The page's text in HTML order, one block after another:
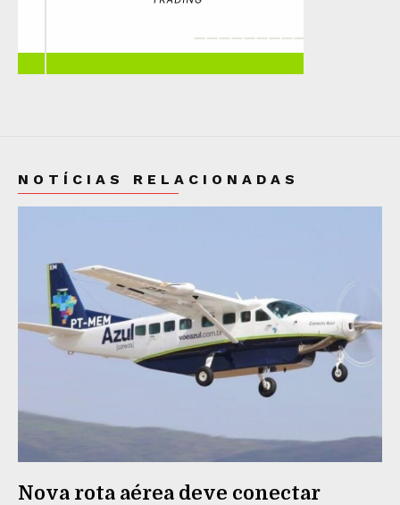
NOTÍCIAS RELACIONADAS
Nova rota aérea deve conectar